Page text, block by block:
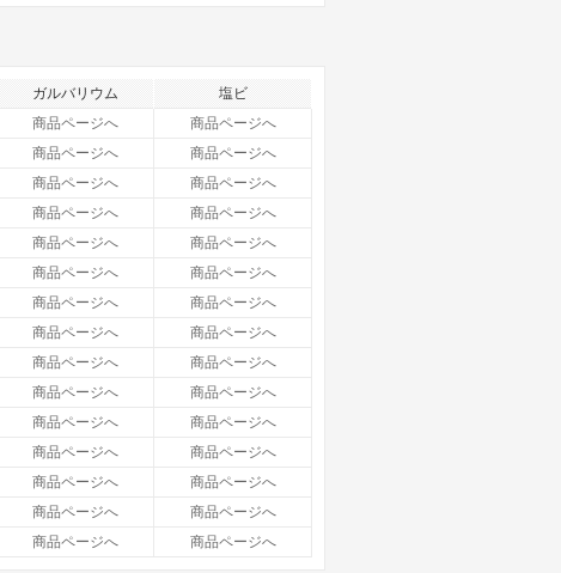
ガルバリウム
塩ビ
商品ページへ
商品ページへ
商品ページへ
商品ページへ
商品ページへ
商品ページへ
商品ページへ
商品ページへ
商品ページへ
商品ページへ
商品ページへ
商品ページへ
商品ページへ
商品ページへ
商品ページへ
商品ページへ
商品ページへ
商品ページへ
商品ページへ
商品ページへ
商品ページへ
商品ページへ
商品ページへ
商品ページへ
商品ページへ
商品ページへ
商品ページへ
商品ページへ
商品ページへ 商品ページへ